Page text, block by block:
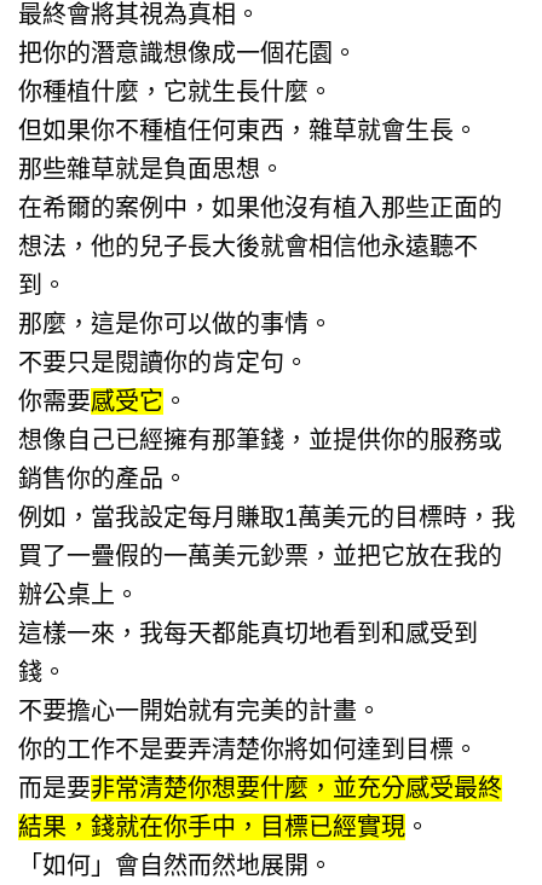
最終會將其視為真相。
把你的潛意識想像成一個花園。
你種植什麼，它就生長什麼。
但如果你不種植任何東西，雜草就會生長。
那些雜草就是負面思想。
在希爾的案例中，如果他沒有植入那些正面的
想法，他的兒子長大後就會相信他永遠聽不
到。
那麼，這是你可以做的事情。
不要只是閱讀你的肯定句。
你需要感受它 。
想像自己已經擁有那筆錢，並提供你的服務或
銷售你的產品。
例如，當我設定每月賺取1萬美元的目標時，我
買了一疊假的一萬美元鈔票，並把它放在我的
辦公桌上。
這樣一來，我每天都能真切地看到和感受到
錢。
不要擔心一開始就有完美的計畫。
你的工作不是要弄清楚你將如何達到目標。
而是要非常清楚你想要什麼，並充分感受最終
結果，錢就在你手中，目標已經實現 。
「如何」會自然而然地展開。